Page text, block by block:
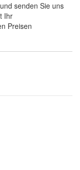
senden Sie uns
Ihr
Preisen